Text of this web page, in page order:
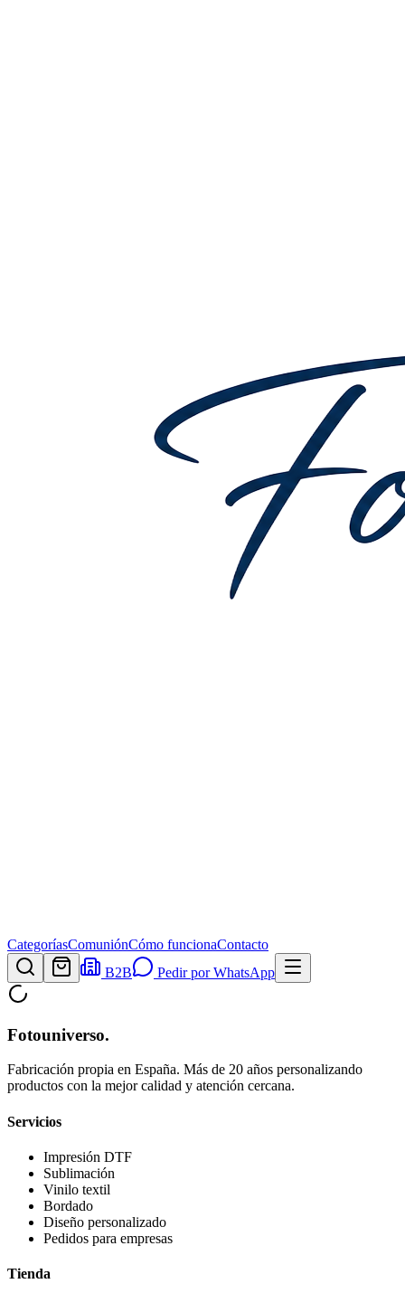
CategoríasComuniónCómo funcionaContacto
B2B
Pedir por WhatsApp
Fotouniverso.
Fabricación propia en España. Más de 20 años personalizando
productos con la mejor calidad y atención cercana.
Servicios
Impresión DTF
Sublimación
Vinilo textil
Bordado
Diseño personalizado
Pedidos para empresas
Tienda